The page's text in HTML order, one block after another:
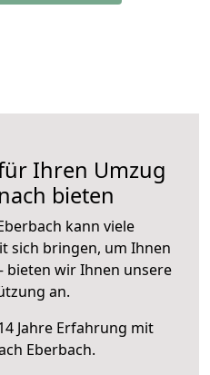
Ihren Umzug
bieten
kann viele
sich bringen, um Ihnen
bieten wir Ihnen unsere
an.
Jahre Erfahrung mit
Eberbach.